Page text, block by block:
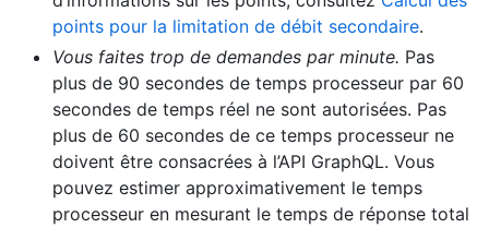
points pour la limitation de débit secondaire.
Vous faites trop de demandes par minute. Pas
plus de 90 secondes de temps processeur par 60
secondes de temps réel ne sont autorisées. Pas
plus de 60 secondes de ce temps processeur ne
doivent être consacrées à l’API GraphQL. Vous
pouvez estimer approximativement le temps
processeur en mesurant le temps de réponse total